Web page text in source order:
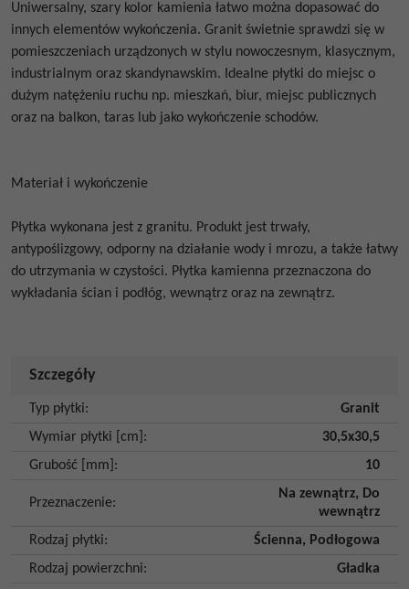
Uniwersalny, szary kolor kamienia łatwo można dopasować do
innych elementów wykończenia. Granit świetnie sprawdzi się w
pomieszczeniach urządzonych w stylu nowoczesnym, klasycznym,
industrialnym oraz skandynawskim. Idealne płytki do miejsc o
dużym natężeniu ruchu np. mieszkań, biur, miejsc publicznych
oraz na balkon, taras lub jako wykończenie schodów.
Materiał i wykończenie
Płytka wykonana jest z granitu. Produkt jest trwały,
antypoślizgowy, odporny na działanie wody i mrozu, a także łatwy
do utrzymania w czystości. Płytka kamienna przeznaczona do
wykładania ścian i podłóg, wewnątrz oraz na zewnątrz.
Szczegóły
Typ płytki:
Granit
Wymiar płytki [cm] :
30,5x30,5
Grubość [mm] : 10
Przeznaczenie:
Na zewnątrz, Do
wewnątrz
Rodzaj płytki: Ścienna, Podłogowa
Rodzaj powierzchni:
Gładka